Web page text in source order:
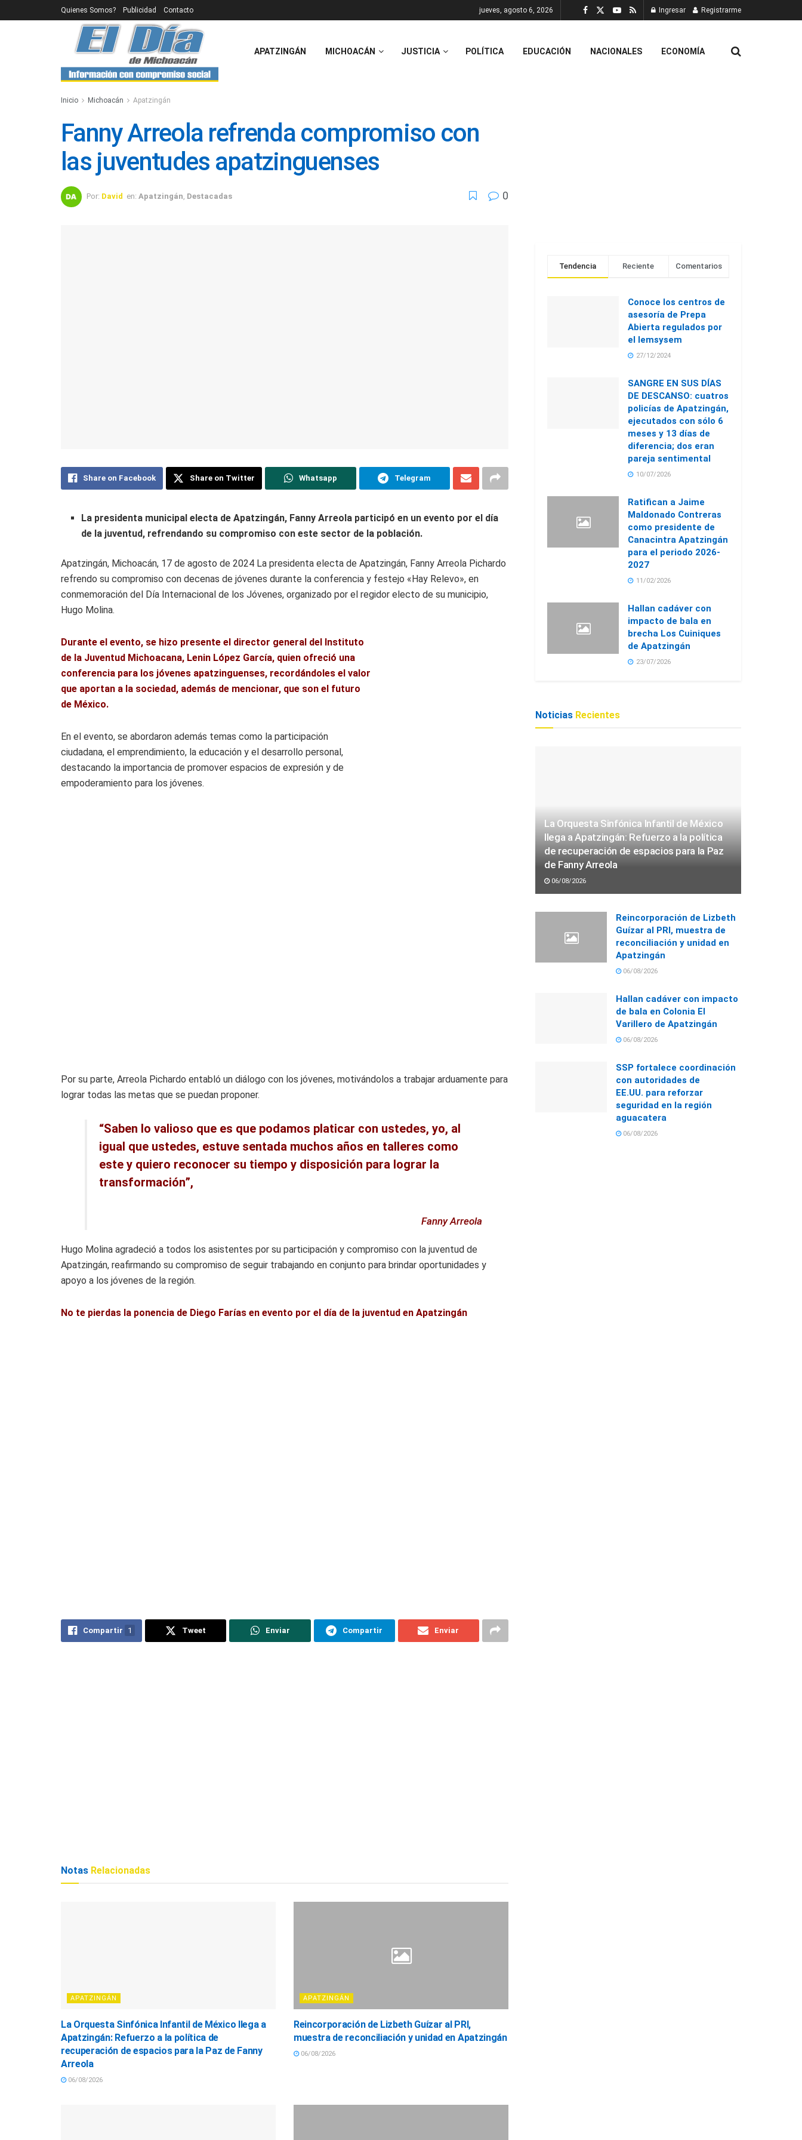
Quienes Somos? Publicidad Contacto jueves, agosto 6, 2026 Ingresar Registrarme
APATZINGÁN MICHOACÁN JUSTICIA POLÍTICA EDUCACIÓN NACIONALES ECONOMÍA
Inicio Michoacán Apatzingán
Fanny Arreola refrenda compromiso con
las juventudes apatzinguenses
Por: David en: Apatzingán Destacadas 0
Share on Facebook Share on Twitter Whatsapp Telegram
La presidenta municipal electa de Apatzingán, Fanny Arreola participó en un evento por el día
de la juventud, refrendando su compromiso con este sector de la población.
Apatzingán, Michoacán, 17 de agosto de 2024 La presidenta electa de Apatzingán, Fanny Arreola Pichardo
refrendo su compromiso con decenas de jóvenes durante la conferencia y festejo «Hay Relevo», en
conmemoración del Día Internacional de los Jóvenes, organizado por el regidor electo de su municipio,
Hugo Molina.
Durante el evento, se hizo presente el director general del Instituto
de la Juventud Michoacana, Lenin López García, quien ofreció una
conferencia para los jóvenes apatzinguenses, recordándoles el valor
que aportan a la sociedad, además de mencionar, que son el futuro
de México.
En el evento, se abordaron además temas como la participación
ciudadana, el emprendimiento, la educación y el desarrollo personal,
destacando la importancia de promover espacios de expresión y de
empoderamiento para los jóvenes.
Por su parte, Arreola Pichardo entabló un diálogo con los jóvenes, motivándolos a trabajar arduamente para
lograr todas las metas que se puedan proponer.
“Saben lo valioso que es que podamos platicar con ustedes, yo, al
igual que ustedes, estuve sentada muchos años en talleres como
este y quiero reconocer su tiempo y disposición para lograr la
transformación”,
Fanny Arreola
Hugo Molina agradeció a todos los asistentes por su participación y compromiso con la juventud de
Apatzingán, reafirmando su compromiso de seguir trabajando en conjunto para brindar oportunidades y
apoyo a los jóvenes de la región.
No te pierdas la ponencia de Diego Farías en evento por el día de la juventud en Apatzingán
Compartir 1 Tweet Enviar Compartir Enviar
Notas Relacionadas
APATZINGÁN
La Orquesta Sinfónica Infantil de México llega a
Apatzingán: Refuerzo a la política de
recuperación de espacios para la Paz de Fanny
Arreola
06/08/2026
APATZINGÁN
Reincorporación de Lizbeth Guízar al PRI,
muestra de reconciliación y unidad en Apatzingán
06/08/2026
Tendencia Reciente Comentarios
Conoce los centros de
asesoría de Prepa
Abierta regulados por
el Iemsysem
27/12/2024
SANGRE EN SUS DÍAS
DE DESCANSO: cuatros
policías de Apatzingán,
ejecutados con sólo 6
meses y 13 días de
diferencia; dos eran
pareja sentimental
10/07/2026
Ratifican a Jaime
Maldonado Contreras
como presidente de
Canacintra Apatzingán
para el periodo 2026-
2027
11/02/2026
Hallan cadáver con
impacto de bala en
brecha Los Cuiniques
de Apatzingán
23/07/2026
Noticias Recientes
La Orquesta Sinfónica Infantil de México
llega a Apatzingán: Refuerzo a la política
de recuperación de espacios para la Paz
de Fanny Arreola
06/08/2026
Reincorporación de Lizbeth
Guízar al PRI, muestra de
reconciliación y unidad en
Apatzingán
06/08/2026
Hallan cadáver con impacto
de bala en Colonia El
Varillero de Apatzingán
06/08/2026
SSP fortalece coordinación
con autoridades de
EE.UU. para reforzar
seguridad en la región
aguacatera
06/08/2026